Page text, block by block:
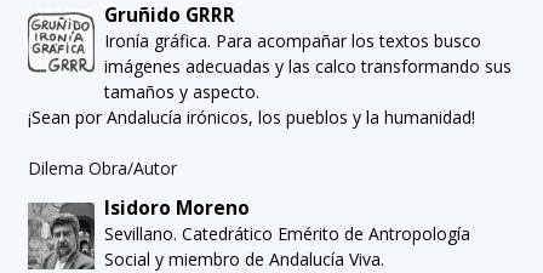
Gruñido GRRR
Ironía gráfica. Para acompañar los textos busco
imágenes adecuadas y las calco transformando sus
tamaños y aspecto.
¡Sean por Andalucía irónicos, los pueblos y la humanidad!
Dilema Obra/Autor
Isidoro Moreno
Sevillano. Catedrático Emérito de Antropología
Social y miembro de Andalucía Viva.